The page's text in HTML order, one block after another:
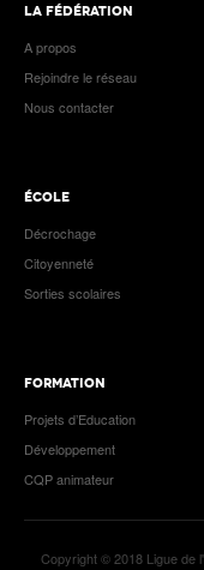
LA FÉDÉRATION
A propos
Rejoindre le réseau
Nous contacter
ÉCOLE
Décrochage
Citoyenneté
Sorties scolaires
FORMATION
Projets d’Education
Développement
CQP animateur
Copyright © 2018 Ligue de